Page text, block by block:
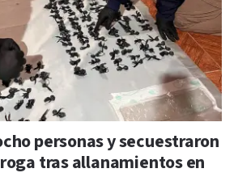
personas y secuestraron
tras allanamientos en